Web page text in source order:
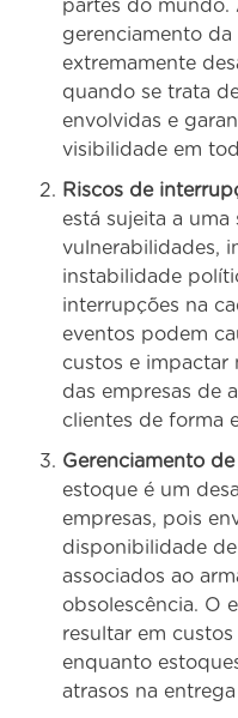
partes do mundo.
gerenciamento
extremamente
quando se trata
envolvidas e
visibilidade em
Riscos de
está sujeita a uma
vulnerabilidades,
instabilidade
interrupções na
eventos podem
custos e impactar
das empresas de
clientes de forma
Gerenciamento
estoque é um
empresas, pois
disponibilidade
associados ao
obsolescência. O
resultar em
enquanto
atrasos na